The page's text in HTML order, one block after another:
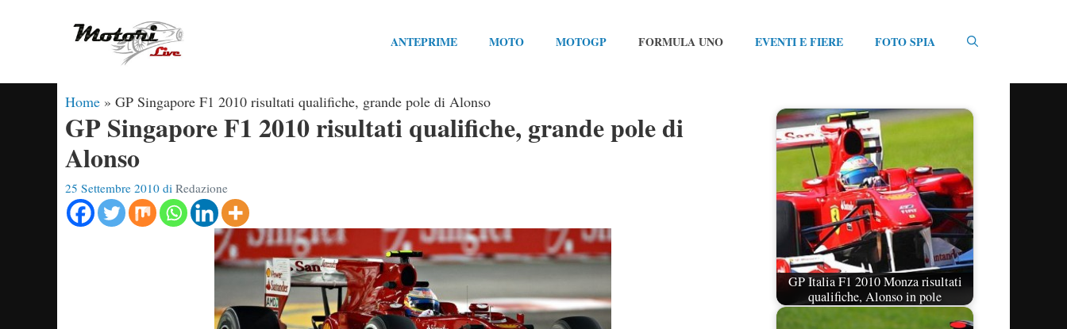
ANTEPRIME MOTO MOTOGP FORMULA UNO EVENTI E FIERE FOTO SPIA
Home » GP Singapore F1 2010 risultati qualifiche, grande pole di Alonso
GP Singapore F1 2010 risultati qualifiche, grande pole di
Alonso
25 Settembre 2010 di Redazione
GP Italia F1 2010 Monza risultati
qualifiche, Alonso in pole